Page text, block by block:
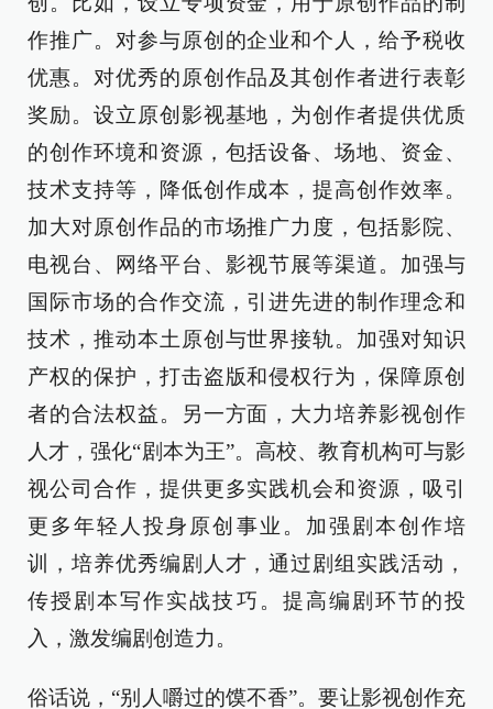
作推广。对参与原创的企业和个人，给予税收
优惠。对优秀的原创作品及其创作者进行表彰
奖励。设立原创影视基地，为创作者提供优质
的创作环境和资源，包括设备、场地、资金、
技术支持等，降低创作成本，提高创作效率。
加大对原创作品的市场推广力度，包括影院、
电视台、网络平台、影视节展等渠道。加强与
国际市场的合作交流，引进先进的制作理念和
技术，推动本土原创与世界接轨。加强对知识
产权的保护，打击盗版和侵权行为，保障原创
者的合法权益。另一方面，大力培养影视创作
人才，强化“剧本为王”。高校、教育机构可与影
视公司合作，提供更多实践机会和资源，吸引
更多年轻人投身原创事业。加强剧本创作培
训，培养优秀编剧人才，通过剧组实践活动，
传授剧本写作实战技巧。提高编剧环节的投
入，激发编剧创造力。
俗话说，“别人嚼过的馍不香”。要让影视创作充